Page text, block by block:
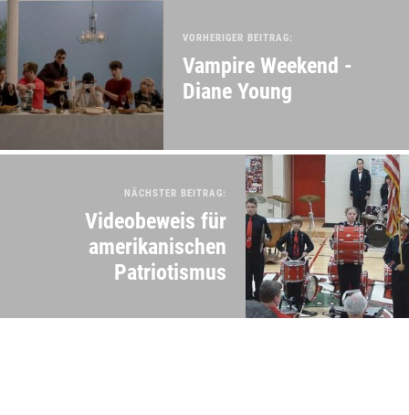
VORHERIGER BEITRAG:
Vampire Weekend -
Diane Young
NÄCHSTER BEITRAG:
Videobeweis für
amerikanischen
Patriotismus